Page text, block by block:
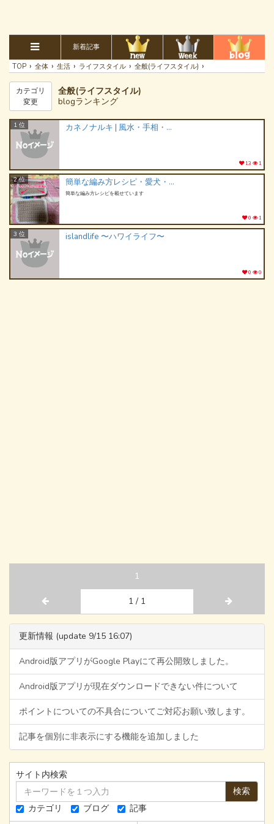
新着記事
TOP › 全体 › 生活 › ライフスタイル › 全般(ライフスタイル) ›
カテゴリ
変更
全般(ライフスタイル)
blogランキング
1 位 カネノナルキ | 風水・手相・四柱推命・九星気学
13 1
2 位 簡単な編み方レシピ・愛犬・Kis-My-Ft2
簡単な編み方レシピを載せています
0 1
3 位 islandlife 〜ハワイライフ〜
0 0
1
1 / 1
更新情報 (update 9/15 16:07)
Android版アプリがGoogle Playにて再公開致しました。
Android版アプリが現在ダウンロードできない件について
ポイントについての不具合についてご対応お願い致します。
記事を個別に非表示にする機能を追加しました
サイト内検索
検索
カテゴリ
ブログ 記事